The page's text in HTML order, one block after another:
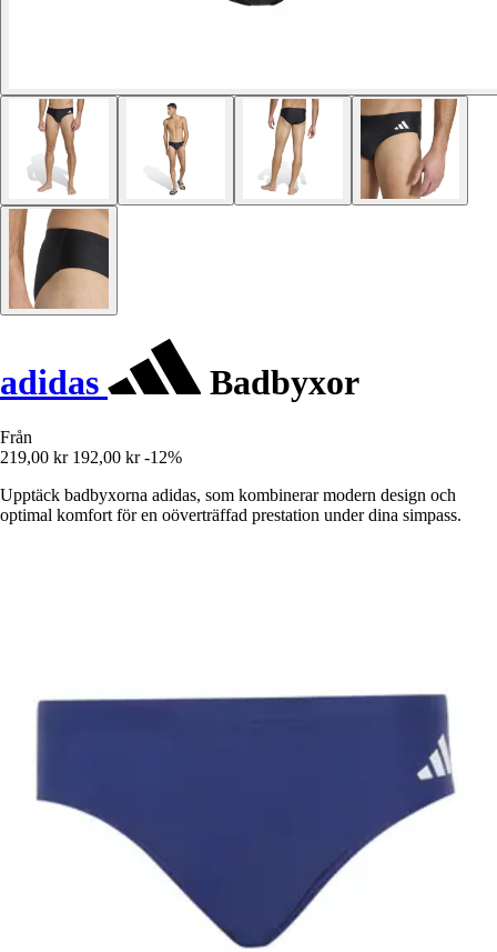
adidas Badbyxor
Från
219,00 kr 192,00 kr -12%
Upptäck badbyxorna adidas, som kombinerar modern design och
optimal komfort för en oöverträffad prestation under dina simpass.